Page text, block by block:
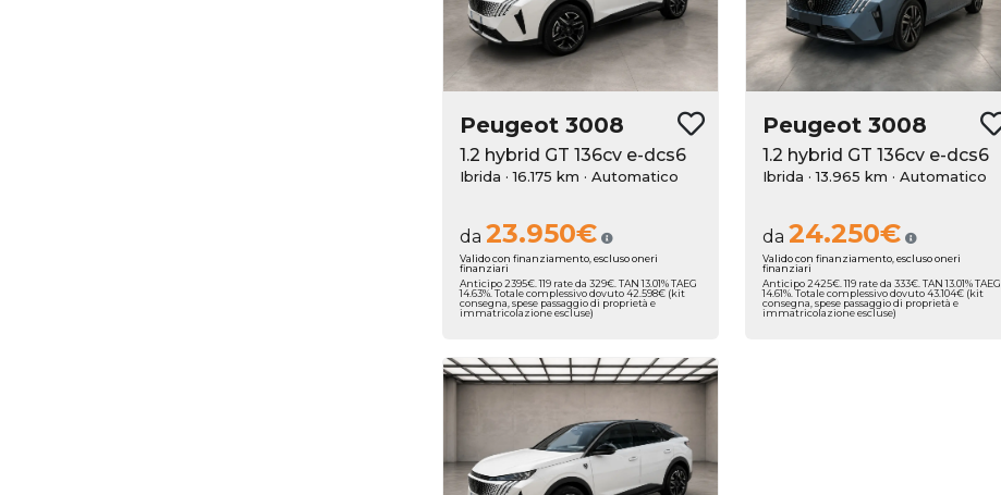
Peugeot 3008
1.2 hybrid GT 136cv e-dcs6
Ibrida · 16.175 km · Automatico
da 23.950€
Valido con finanziamento, escluso oneri
finanziari
Anticipo 2395€. 119 rate da 329€. TAN 13.01% TAEG
14.63%. Totale complessivo dovuto 42.598€ (kit
consegna, spese passaggio di proprietà e
immatricolazione escluse)
Peugeot 3008
1.2 hybrid GT 136cv e-dcs6
Ibrida · 13.965 km · Automatico
da 24.250€
Valido con finanziamento, escluso oneri
finanziari
Anticipo 2425€. 119 rate da 333€. TAN 13.01% TAEG
14.61%. Totale complessivo dovuto 43.104€ (kit
consegna, spese passaggio di proprietà e
immatricolazione escluse)